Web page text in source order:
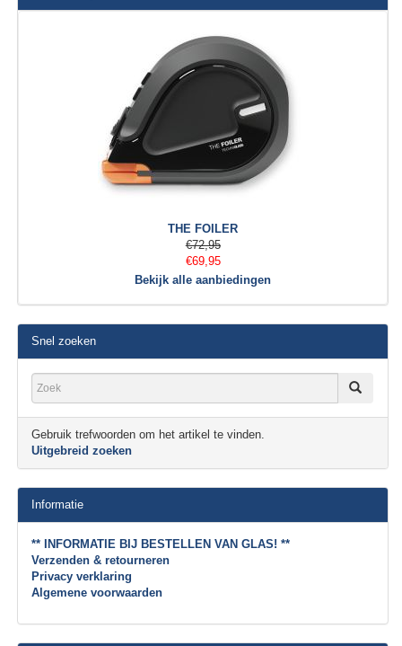
THE FOILER
€72,95
€69,95
Bekijk alle aanbiedingen
Snel zoeken
Gebruik trefwoorden om het artikel te vinden.
Uitgebreid zoeken
Informatie
** INFORMATIE BIJ BESTELLEN VAN GLAS! **
Verzenden & retourneren
Privacy verklaring
Algemene voorwaarden